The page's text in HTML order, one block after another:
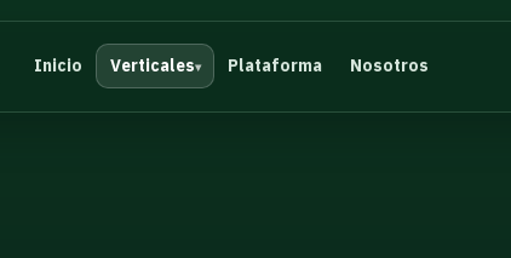
Inicio Verticales Plataforma Nosotros